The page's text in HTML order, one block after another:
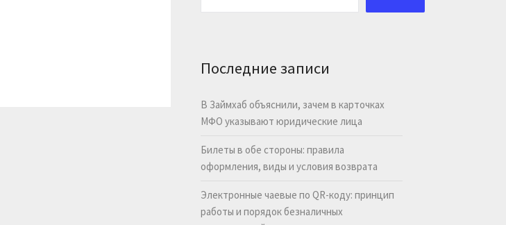
Последние записи
В Займхаб объяснили, зачем в карточках
МФО указывают юридические лица
Билеты в обе стороны: правила
оформления, виды и условия возврата
Электронные чаевые по QR-коду: принцип
работы и порядок безналичных